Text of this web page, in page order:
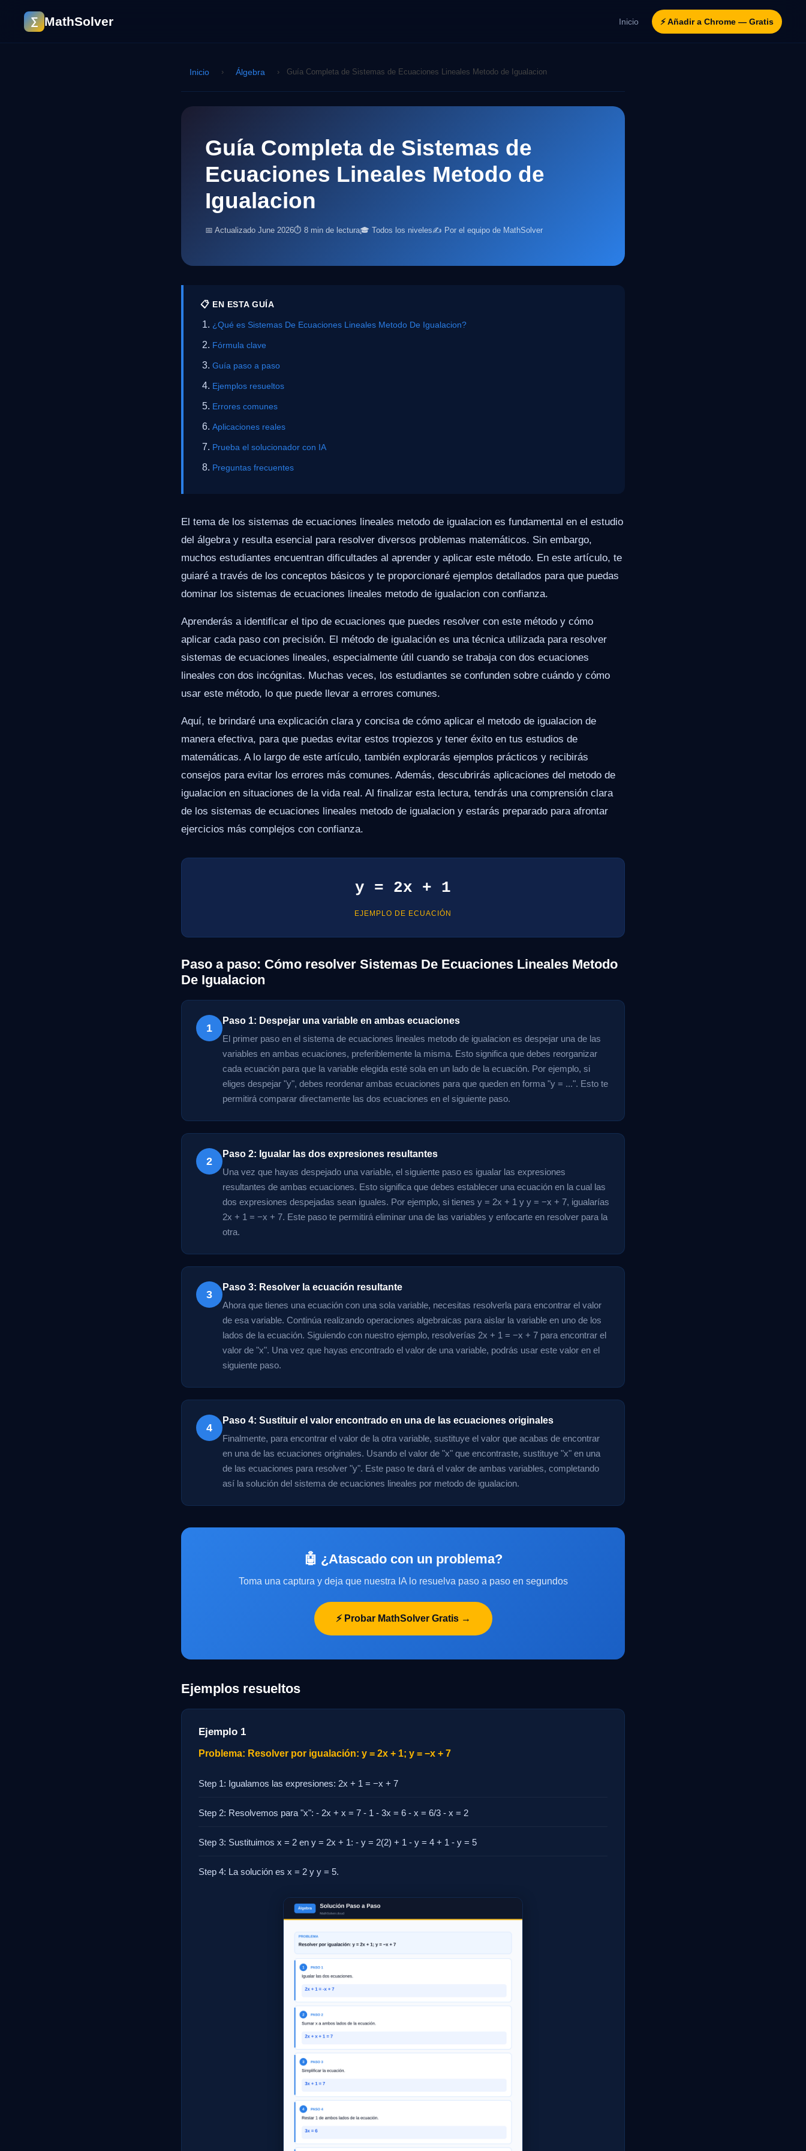
∑ MathSolver Inicio ⚡ Añadir a Chrome — Gratis
Inicio › Álgebra › Guía Completa de Sistemas de Ecuaciones Lineales Metodo de Igualacion
Guía Completa de Sistemas de
Ecuaciones Lineales Metodo de
Igualacion
📅 Actualizado June 2026⏱ 8 min de lectura🎓 Todos los niveles✍️ Por el equipo de MathSolver
📋 EN ESTA GUÍA
¿Qué es Sistemas De Ecuaciones Lineales Metodo De Igualacion?
Fórmula clave
Guía paso a paso
Ejemplos resueltos
Errores comunes
Aplicaciones reales
Prueba el solucionador con IA
Preguntas frecuentes
El tema de los sistemas de ecuaciones lineales metodo de igualacion es fundamental en el estudio
del álgebra y resulta esencial para resolver diversos problemas matemáticos. Sin embargo,
muchos estudiantes encuentran dificultades al aprender y aplicar este método. En este artículo, te
guiaré a través de los conceptos básicos y te proporcionaré ejemplos detallados para que puedas
dominar los sistemas de ecuaciones lineales metodo de igualacion con confianza.
Aprenderás a identificar el tipo de ecuaciones que puedes resolver con este método y cómo
aplicar cada paso con precisión. El método de igualación es una técnica utilizada para resolver
sistemas de ecuaciones lineales, especialmente útil cuando se trabaja con dos ecuaciones
lineales con dos incógnitas. Muchas veces, los estudiantes se confunden sobre cuándo y cómo
usar este método, lo que puede llevar a errores comunes.
Aquí, te brindaré una explicación clara y concisa de cómo aplicar el metodo de igualacion de
manera efectiva, para que puedas evitar estos tropiezos y tener éxito en tus estudios de
matemáticas. A lo largo de este artículo, también explorarás ejemplos prácticos y recibirás
consejos para evitar los errores más comunes. Además, descubrirás aplicaciones del metodo de
igualacion en situaciones de la vida real. Al finalizar esta lectura, tendrás una comprensión clara
de los sistemas de ecuaciones lineales metodo de igualacion y estarás preparado para afrontar
ejercicios más complejos con confianza.
y = 2x + 1
EJEMPLO DE ECUACIÓN
Paso a paso: Cómo resolver Sistemas De Ecuaciones Lineales Metodo
De Igualacion
1
Paso 1: Despejar una variable en ambas ecuaciones
El primer paso en el sistema de ecuaciones lineales metodo de igualacion es despejar una de las
variables en ambas ecuaciones, preferiblemente la misma. Esto significa que debes reorganizar
cada ecuación para que la variable elegida esté sola en un lado de la ecuación. Por ejemplo, si
eliges despejar "y", debes reordenar ambas ecuaciones para que queden en forma "y = ...". Esto te
permitirá comparar directamente las dos ecuaciones en el siguiente paso.
2
Paso 2: Igualar las dos expresiones resultantes
Una vez que hayas despejado una variable, el siguiente paso es igualar las expresiones
resultantes de ambas ecuaciones. Esto significa que debes establecer una ecuación en la cual las
dos expresiones despejadas sean iguales. Por ejemplo, si tienes y = 2x + 1 y y = −x + 7, igualarías
2x + 1 = −x + 7. Este paso te permitirá eliminar una de las variables y enfocarte en resolver para la
otra.
3
Paso 3: Resolver la ecuación resultante
Ahora que tienes una ecuación con una sola variable, necesitas resolverla para encontrar el valor
de esa variable. Continúa realizando operaciones algebraicas para aislar la variable en uno de los
lados de la ecuación. Siguiendo con nuestro ejemplo, resolverías 2x + 1 = −x + 7 para encontrar el
valor de "x". Una vez que hayas encontrado el valor de una variable, podrás usar este valor en el
siguiente paso.
4
Paso 4: Sustituir el valor encontrado en una de las ecuaciones originales
Finalmente, para encontrar el valor de la otra variable, sustituye el valor que acabas de encontrar
en una de las ecuaciones originales. Usando el valor de "x" que encontraste, sustituye "x" en una
de las ecuaciones para resolver "y". Este paso te dará el valor de ambas variables, completando
así la solución del sistema de ecuaciones lineales por metodo de igualacion.
🤖 ¿Atascado con un problema?
Toma una captura y deja que nuestra IA lo resuelva paso a paso en segundos
⚡ Probar MathSolver Gratis →
Ejemplos resueltos
Ejemplo 1
Problema: Resolver por igualación: y = 2x + 1; y = −x + 7
Step 1: Igualamos las expresiones: 2x + 1 = −x + 7
Step 2: Resolvemos para "x": - 2x + x = 7 - 1 - 3x = 6 - x = 6/3 - x = 2
Step 3: Sustituimos x = 2 en y = 2x + 1: - y = 2(2) + 1 - y = 4 + 1 - y = 5
Step 4: La solución es x = 2 y y = 5.